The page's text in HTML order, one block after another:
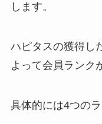
します。
ハピタスの獲得し
よって会員ランク
具体的には4つの